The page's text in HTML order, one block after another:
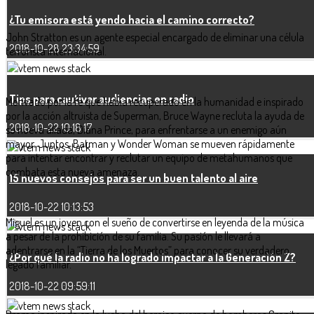
¿Tu emisora está yendo hacia el camino correcto?
2018-10-28 23:34:59
Tips para cautivar audiencias en radio
2018-10-22 10:18:17
15 nuevos consejos para ser un buen talento al aire
2018-10-22 10:13:53
¿Por qué la radio no ha logrado impactar a la Generación Z?
2018-10-22 09:59:11
John Stratton es un agente especial encargado de eliminar una célula
terrorista internacional.
Motivado por la fe que había recuperado en la humanidad e inspirado
por la acción altruista de Superman, Bruce Wayne recluta la ayuda de
su nueva aliada, Diana Prince, para enfrentarse a un enemigo aún
mayor. Juntos, Batman y Wonder Woman se mueven rápidamente
para intentar encontrar y reclutar un equipo de metahumanos que
combata esta nueva amenaza.
Miguel es un joven con el sueño de convertirse en leyenda de la música
a pesar de la prohibición de su familia. Su pasión le llevará a
adentrarse en la “Tierra de los Muertos” para conocer su verdadero
legado familiar.